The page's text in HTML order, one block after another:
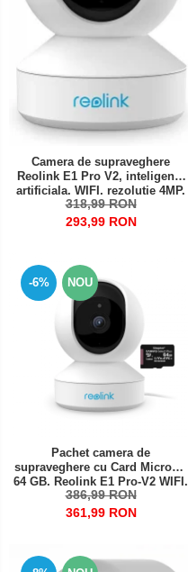
Camera de supraveghere
Reolink E1 Pro V2, inteligenta
artificiala, WIFI, rezolutie 4MP,
avertizare pe email si prin
notificare pe telefon
318,99 RON
293,99 RON
-6% NOU
Pachet camera de
supraveghere cu Card MicroSD
64 GB, Reolink E1 Pro-V2 WIFI,
rezolutie 4MP
386,99 RON
361,99 RON